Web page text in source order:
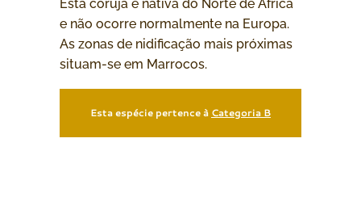
Esta coruja é nativa do Norte de África
e não ocorre normalmente na Europa.
As zonas de nidificação mais próximas
situam-se em Marrocos.
Esta espécie pertence à Categoria B